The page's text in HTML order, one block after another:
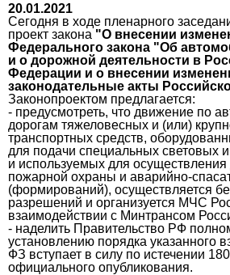
20.01.2021
Сегодня в ходе пленарного
проект закона "О внесении
Федерального закона "Об
и о дорожной деятельности в
Федерации и о внесении
законодательные акты
Законопроектом предлагается:
- предусмотреть, что движение по
дорогам тяжеловесных и (или)
транспортных средств,
для подачи специальных световых
и используемых для осуществления
пожарной охраны и аварийно-
(формирований), осуществляется
разрешений и организуется МЧС
взаимодействии с Минтрансом
- наделить Правительство РФ
установлению порядка указанного
ФЗ вступает в силу по истечении
официального опубликования.